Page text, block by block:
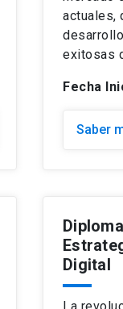
actuales,
exitosas
Fecha
Saber
Digital
La